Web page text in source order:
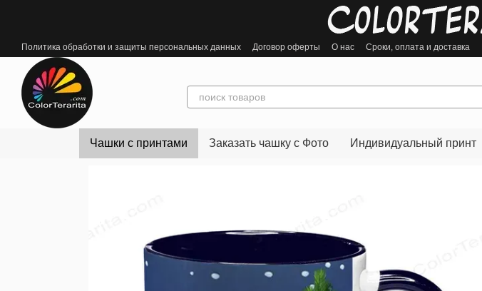
Политика обработки и защиты персональных данных Договор оферты О нас Сроки, оплата и доставка
Чашки с принтами Заказать чашку с Фото Индивидуальный принт